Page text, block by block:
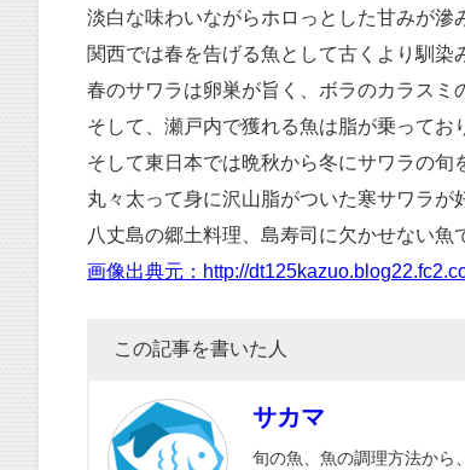
淡白な味わいながらホロっとした甘みが滲
関西では春を告げる魚として古くより馴染
春のサワラは卵巣が旨く、ボラのカラスミ
そして、瀬戸内で獲れる魚は脂が乗ってお
そして東日本では晩秋から冬にサワラの旬
丸々太って身に沢山脂がついた寒サワラが
八丈島の郷土料理、島寿司に欠かせない
画像出典元：http://
この記事を書いた人
サカマ
旬の魚、魚の調理方法から